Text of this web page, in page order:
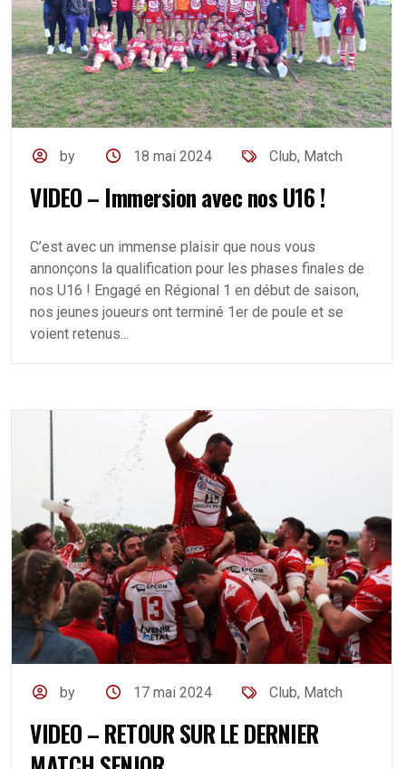
by 18 mai 2024 Club, Match
VIDEO – Immersion avec nos U16 !
C’est avec un immense plaisir que nous vous
annonçons la qualification pour les phases finales de
nos U16 ! Engagé en Régional 1 en début de saison,
nos jeunes joueurs ont terminé 1er de poule et se
voient retenus...
by 17 mai 2024 Club, Match
VIDEO – RETOUR SUR LE DERNIER